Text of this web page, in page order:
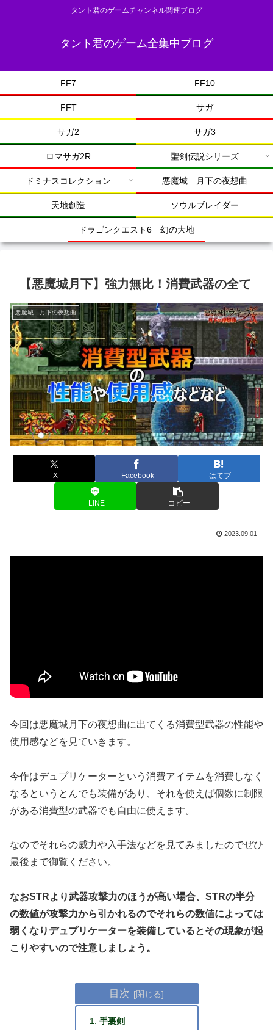
タント君のゲームチャンネル関連ブログ
タント君のゲーム全集中ブログ
FF7 FF10
FFT サガ
サガ2 サガ3
ロマサガ2R 聖剣伝説シリーズ
ドミナスコレクション 悪魔城 月下の夜想曲
天地創造 ソウルブレイダー
ドラゴンクエスト6 幻の大地
【悪魔城月下】強力無比！消費武器の全て
悪魔城 月下の夜想曲
X Facebook はてブ
LINE コピー
2023.09.01
今回は悪魔城月下の夜想曲に出てくる消費型武器の性能や
使用感などを見ていきます。
今作はデュプリケーターという消費アイテムを消費しなく
なるというとんでも装備があり、それを使えば個数に制限
がある消費型の武器でも自由に使えます。
なのでそれらの威力や入手法などを見てみましたのでぜひ
最後まで御覧ください。
なおSTRより武器攻撃力のほうが高い場合、STRの半分
の数値が攻撃力から引かれるのでそれらの数値によっては
弱くなりデュプリケーターを装備しているとその現象が起
こりやすいので注意しましょう。
目次
手裏剣